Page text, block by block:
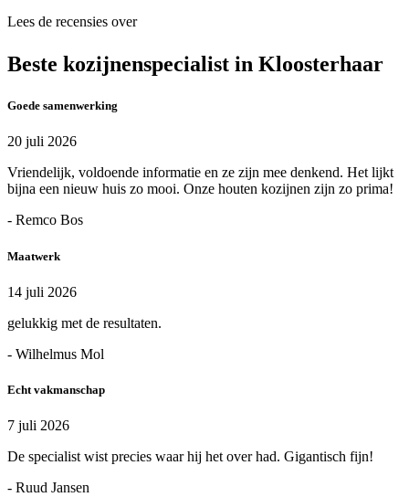
Lees de recensies over
Beste kozijnenspecialist in Kloosterhaar
Goede samenwerking
20 juli 2026
Vriendelijk, voldoende informatie en ze zijn mee denkend. Het lijkt
bijna een nieuw huis zo mooi. Onze houten kozijnen zijn zo prima!
- Remco Bos
Maatwerk
14 juli 2026
gelukkig met de resultaten.
- Wilhelmus Mol
Echt vakmanschap
7 juli 2026
De specialist wist precies waar hij het over had. Gigantisch fijn!
- Ruud Jansen